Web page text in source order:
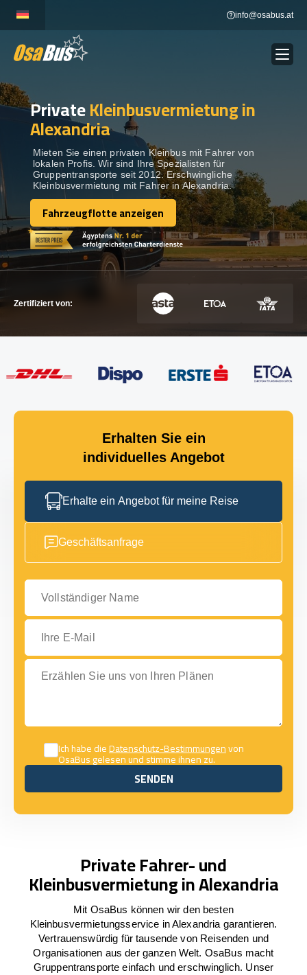
content
info@osabus.at
BUSVERMIETUNG Show dropdown
REISEZIELE
FLOTTE
KONTAKTIEREN SIE UNS
KONTAKTIEREN SIE UNS
PrivateKleinbusvermietung in
Alexandria
Mieten Sie einen privaten Kleinbus mit Fahrer von
lokalen Profis. Wir sind Ihre Spezialisten für
Gruppentransporte seit 2012. Erschwingliche
Kleinbusvermietung mit Fahrer in Alexandria.
Fahrzeugflotte anzeigen
Fahrzeugflotte anzeigen
Zertifiziert von:
Erhalten Sie ein
individuelles Angebot
Erhalte ein Angebot für meine Reise
Geschäftsanfrage
Vollständiger Name
Ihre E-Mail
Erzählen Sie uns von Ihren Plänen
Ich habe dieDatenschutz-Bestimmungenvon
OsaBus gelesen und stimme ihnen zu.
SENDEN
SENDEN
Private Fahrer- und
Kleinbusvermietung in Alexandria
Mit OsaBus können wir den besten
Kleinbusvermietungsservice in Alexandria garantieren.
Vertrauenswürdig für tausende von Reisenden und
Organisationen aus der ganzen Welt. OsaBus macht
Gruppentransporte einfach und erschwinglich. Unser